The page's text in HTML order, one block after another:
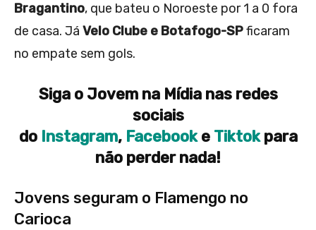
Bragantino, que bateu o Noroeste por 1 a 0 fora
de casa. Já Velo Clube e Botafogo-SPficaram
no empate sem gols.
Siga o Jovem na Mídia nas redes
sociais
do Instagram, Facebooke Tiktokpara
não perder nada!
Jovens seguram o Flamengo no
Carioca